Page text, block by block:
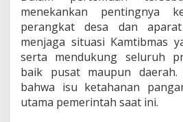
a
m
P
a
n
g
a
n
menekankan pentingnya
perangkat desa dan
menjaga situasi Kamtibmas
serta mendukung seluruh
baik pusat maupun
bahwa isu ketahanan
utama pemerintah saat ini.